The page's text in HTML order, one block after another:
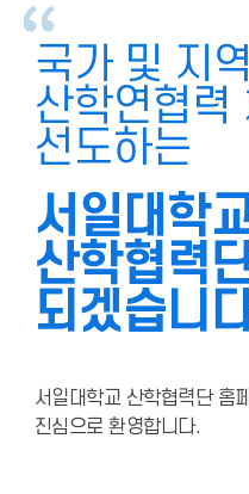
국가 및 지
산학연협력
선도하는
서일대학
산학협력
되겠습니
서일대학교 산학협력단 홈
진심으로 환영합니다.